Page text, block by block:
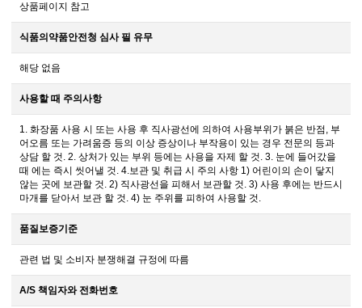
상품페이지 참고
식품의약품안전청 심사 필 유무
해당 없음
사용할 때 주의사항
1. 화장품 사용 시 또는 사용 후 직사광선에 의하여 사용부위가 붉은 반점, 부
어오름 또는 가려움증 등의 이상 증상이나 부작용이 있는 경우 전문의 등과
상담 할 것. 2. 상처가 있는 부위 등에는 사용을 자제 할 것. 3. 눈에 들어갔을
때 에는 즉시 씻어낼 것. 4.보관 및 취급 시 주의 사항 1) 어린이의 손이 닿지
않는 곳에 보관할 것. 2) 직사광선을 피해서 보관할 것. 3) 사용 후에는 반드시
마개를 닫아서 보관 할 것. 4) 눈 주위를 피하여 사용할 것.
품질보증기준
관련 법 및 소비자 분쟁해결 규정에 따름
A/S 책임자와 전화번호